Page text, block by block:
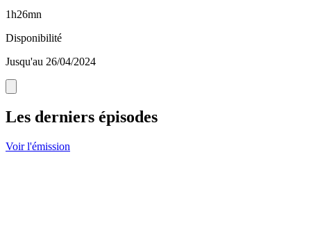
1h26mn
Disponibilité
Jusqu'au 26/04/2024
Les derniers épisodes
Voir l'émission